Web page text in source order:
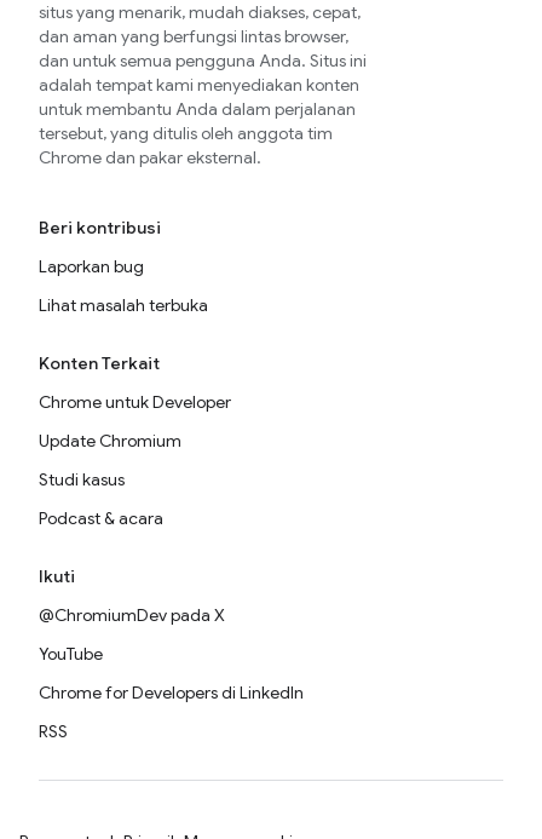
situs yang menarik, mudah diakses, cepat,
dan aman yang berfungsi lintas browser,
dan untuk semua pengguna Anda. Situs ini
adalah tempat kami menyediakan konten
untuk membantu Anda dalam perjalanan
tersebut, yang ditulis oleh anggota tim
Chrome dan pakar eksternal.
Beri kontribusi
Laporkan bug
Lihat masalah terbuka
Konten Terkait
Chrome untuk Developer
Update Chromium
Studi kasus
Podcast & acara
Ikuti
@ChromiumDev pada X
YouTube
Chrome for Developers di LinkedIn
RSS